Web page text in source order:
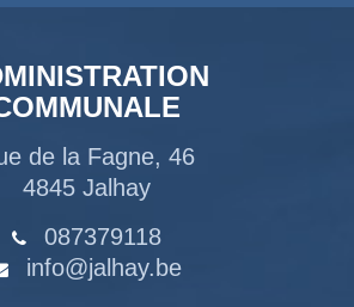
de la Fagne, 46
4845 Jalhay
087379118
info@jalhay.be